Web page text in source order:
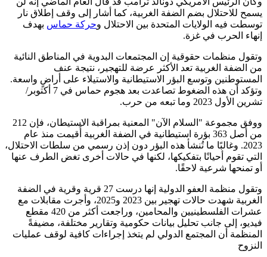
يسمح للاحتلال بضم الضفة الغربية، كما أشار إلى وقف إطلاق نار
توسطت فيه الولايات المتحدة بين الاحتلال وحركة حماسبهدف
إنهاء الحرب في غزة.
وتقول منظمات حقوقية إن المجتمعات البدوية في المناطق النائية
من الضفة الغربية تعد الأكثر عرضة للتهجير، نتيجة عنف
المستوطنين وتوسع البؤر الاستيطانية والاستيلاء على أراضٍ واسعة.
وتؤكد أن هذه الضغوط تصاعدت بعد هجوم حماس في 7 أكتوبر/
تشرين الأول 2023 وما تبعه من حرب.
ووفق مجموعة "السلام الآن" المعنية بمراقبة الاستيطان، فإن 212
من أصل 363 بؤرة استيطانية في الضفة الغربية أُقيمت منذ عام
2023. وغالبًا ما تُنشأ هذه البؤر دون إذن رسمي من سلطات الاحتلال،
التي تقوم أحيانًا بتفكيكها، لكنها في حالات أخرى تغض الطرف عنها
أو تمنحها شرعية لاحقًا.
وتقول منظمة العفو الدولية إنها درست 27 قرية وقرية في الضفة
الغربية شهدت حالات تهجير بين 2023 و2025، وأجرت مقابلات مع
عشرات الفلسطينيين والمحامين، وراجعت أكثر من 420 مقطع
فيديو، إلى جانب تحليل بيانات حكومية وتقارير مختلفة، مضيفةً
المنظمة أن المجتمع الدولي لم يتخذ إجراءات كافية لوقف عمليات
النزوح